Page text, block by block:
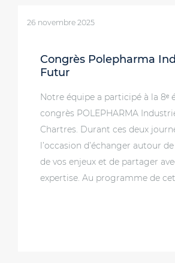
26 novembre 2025
Congrès Polepharma
Futur
Notre équipe a participé à la 8ᵉ
congrès POLEPHARMA
Chartres. Durant ces deux
l’occasion d’échanger autour
de vos enjeux et de partager
expertise. Au programme de